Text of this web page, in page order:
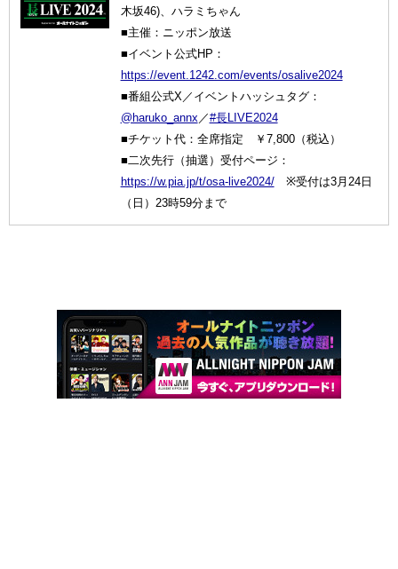
木坂46)、ハラミちゃん
■主催：ニッポン放送
■イベント公式HP：
https://event.1242.com/events/osalive2024
■番組公式X／イベントハッシュタグ：
@haruko_annx／#長LIVE2024
■チケット代：全席指定 ￥7,800（税込）
■二次先行（抽選）受付ページ：
https://w.pia.jp/t/osa-live2024/※受付は3月24日
（日）23時59分まで